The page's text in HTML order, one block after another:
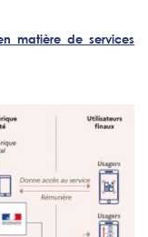
matière de services